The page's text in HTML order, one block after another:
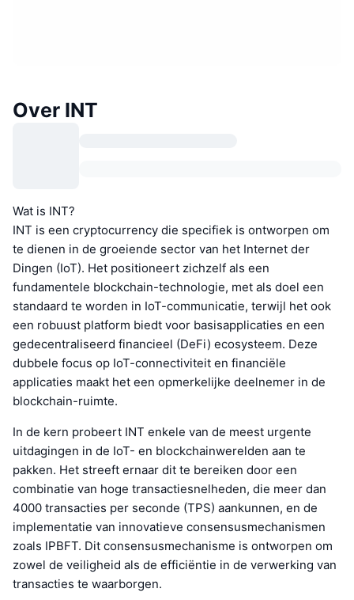
Over INT
Wat is INT?
INT is een cryptocurrency die specifiek is ontworpen om
te dienen in de groeiende sector van het Internet der
Dingen (IoT). Het positioneert zichzelf als een
fundamentele blockchain-technologie, met als doel een
standaard te worden in IoT-communicatie, terwijl het ook
een robuust platform biedt voor basisapplicaties en een
gedecentraliseerd financieel (DeFi) ecosysteem. Deze
dubbele focus op IoT-connectiviteit en financiële
applicaties maakt het een opmerkelijke deelnemer in de
blockchain-ruimte.
In de kern probeert INT enkele van de meest urgente
uitdagingen in de IoT- en blockchainwerelden aan te
pakken. Het streeft ernaar dit te bereiken door een
combinatie van hoge transactiesnelheden, die meer dan
4000 transacties per seconde (TPS) aankunnen, en de
implementatie van innovatieve consensusmechanismen
zoals IPBFT. Dit consensusmechanisme is ontworpen om
zowel de veiligheid als de efficiëntie in de verwerking van
transacties te waarborgen.